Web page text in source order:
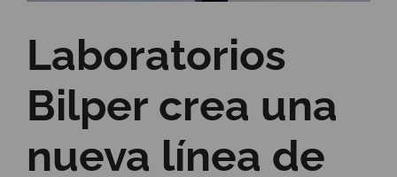
Laboratorios
Bilper crea una
nueva línea de